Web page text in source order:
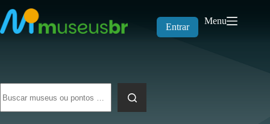
para
o
conteúdo
Entrar
Menu
resultados